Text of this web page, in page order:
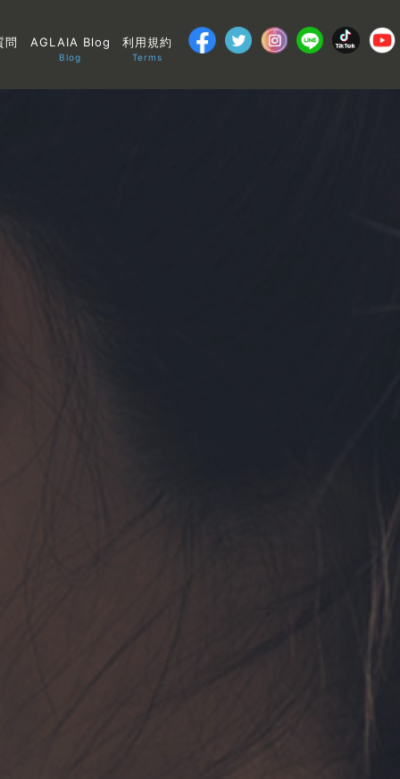
問 AGLAIA Blog
Blog
利用規約
Terms